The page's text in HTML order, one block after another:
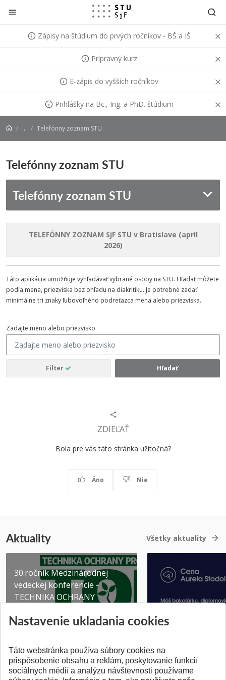
Prejsť na obsah
Zápisy na štúdium do prvých ročníkov - BŠ a IŠ
Prípravný kurz
E-zápis do vyšších ročníkov
Prihlášky na Bc., Ing. a PhD. štúdium
... Telefónny zoznam STU
Telefónny zoznam STU
Telefónny zoznam STU
TELEFÓNNY ZOZNAM SjF STU v Bratislave (apríl
2026)
Táto aplikácia umožňuje vyhľadávať vybrané osoby na STU. Hľadať môžete
podľa mena, priezviska bez ohľadu na diakritiku. Je potrebné zadať
minimálne tri znaky ľubovoľného podreťazca mena alebo priezviska.
Zadajte meno alebo priezvisko
Filter Hľadať
ZDIEĽAŤ
Bola pre vás táto stránka užitočná?
Áno Nie
Aktuality Všetky aktuality
30.ročník Medzinárodnej
vedeckej konferencie -
TECHNIKA OCHRANY
Pridané 03.08.2026 Pridané 07.07.2026
Nastavenie ukladania cookies
Táto webstránka používa súbory cookies na
prispôsobenie obsahu a reklám, poskytovanie funkcií
sociálnych médií a analýzu návštevnosti používame